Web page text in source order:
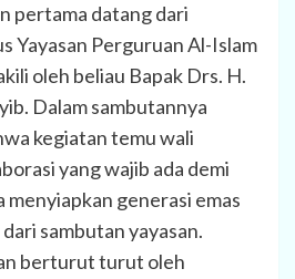
pertama datang dari
Yayasan Perguruan Al-Islam
oleh beliau Bapak Drs. H.
Dalam sambutannya
kegiatan temu wali
yang wajib ada demi
generasi emas
sambutan yayasan.
berturut turut oleh